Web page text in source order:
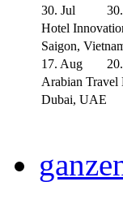
30. Jul
Hotel
Saigon,
17. Aug
Arabian Travel
Dubai, UAE